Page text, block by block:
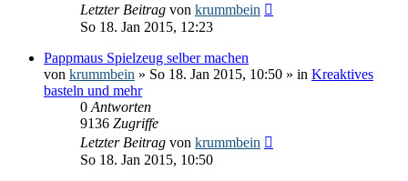
Letzter Beitrag von krummbein
So 18. Jan 2015, 12:23
Pappmaus Spielzeug selber machen
von krummbein » So 18. Jan 2015, 10:50 » in Kreaktives
basteln und mehr
0 Antworten
9136 Zugriffe
Letzter Beitrag von krummbein
So 18. Jan 2015, 10:50